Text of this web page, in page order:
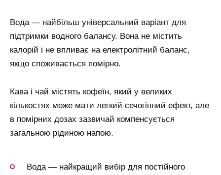
Вода — найбільш універсальний варіант для
підтримки водного балансу. Вона не містить
калорій і не впливає на електролітний баланс,
якщо споживається помірно.
Кава і чай містять кофеїн, який у великих
кількостях може мати легкий сечогінний ефект, але
в помірних дозах зазвичай компенсується
загальною рідиною напою.
Вода — найкращий вибір для постійного